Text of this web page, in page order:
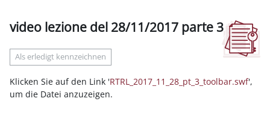
video lezione del 28/11/2017 parte 3
Als erledigt kennzeichnen
Klicken Sie auf den Link 'RTRL_2017_11_28_pt_3_toolbar.swf',
um die Datei anzuzeigen.